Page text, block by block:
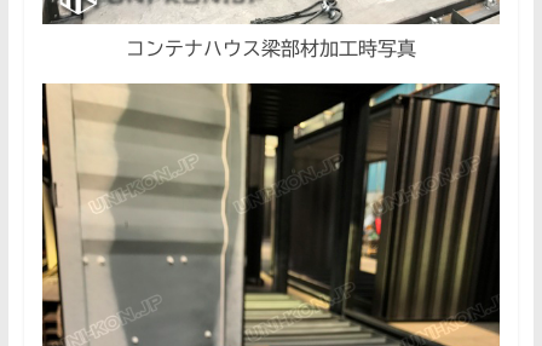
コンテナハウス梁部材加工時写真